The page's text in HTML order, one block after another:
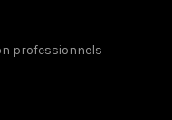
professionnels